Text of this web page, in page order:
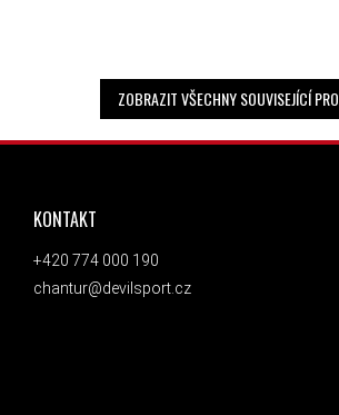
ZOBRAZIT VŠECHNY SOUVISEJÍCÍ
ZÁPATÍ
KONTAKT
+420 774 000 190
chantur@devilsport.cz